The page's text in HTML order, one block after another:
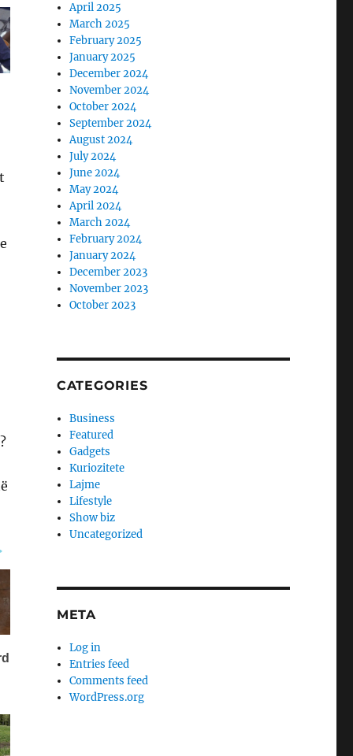
April 2025
March 2025
February 2025
January 2025
December 2024
November 2024
October 2024
September 2024
August 2024
July 2024
June 2024
May 2024
April 2024
March 2024
February 2024
January 2024
December 2023
November 2023
October 2023
CATEGORIES
Business
Featured
Gadgets
Kuriozitete
Lajme
Lifestyle
Show biz
Uncategorized
META
Log in
Entries feed
Comments feed
WordPress.org